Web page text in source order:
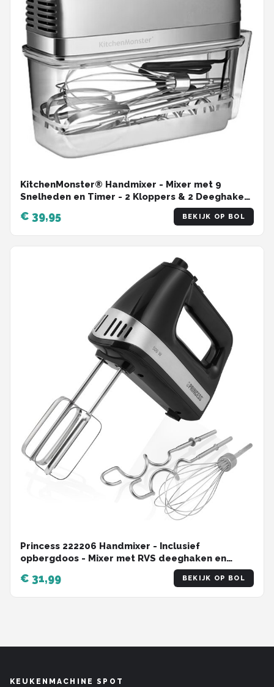
KitchenMonster® Handmixer - Mixer met 9
Snelheden en Timer - 2 Kloppers & 2 Deeghaken
€ 39,95 BEKIJK OP BOL
Princess 222206 Handmixer - Inclusief
opbergdoos - Mixer met RVS deeghaken en
gardes - 5 snelheden en turbofunctie - 500W –
Krachtige motor
€ 31,99 BEKIJK OP BOL
KEUKENMACHINE SPOT